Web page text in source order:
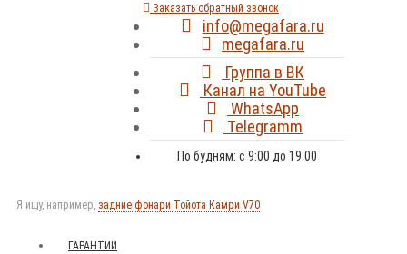
Заказать обратный звонок
info@megafara.ru
megafara.ru
Группа в ВК
Канал на YouTube
WhatsApp
Telegramm
По будням: с 9:00 до 19:00
Я ищу, например, задние фонари Тойота Камри V70
ГАРАНТИИ